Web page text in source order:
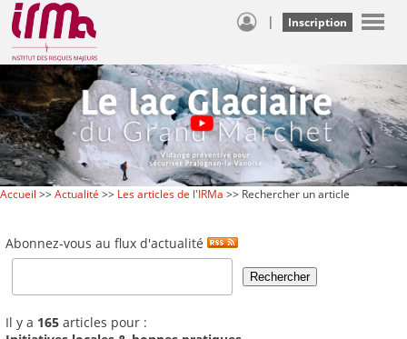
| Inscription
Accueil >>Actualité >> Les articles de l'IRMa >> Rechercher un article
Abonnez-vous au flux d'actualité
Il y a 165 articles pour :